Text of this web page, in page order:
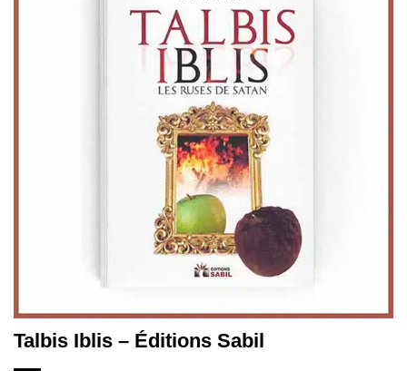
Talbis Iblis – Éditions Sabil